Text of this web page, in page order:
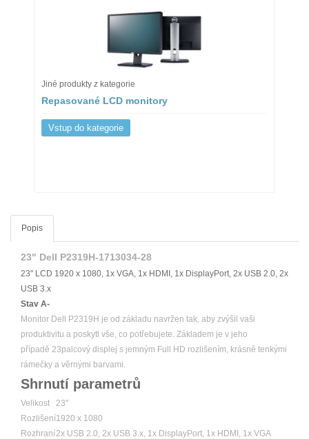
Jiné produkty z kategorie
Repasované LCD monitory
Vstup do kategorie
Popis
23" Dell P2319H-1713034-28
23" LCD 1920 x 1080, 1x VGA, 1x HDMI, 1x DisplayPort, 2x USB 2.0, 2x
USB 3.x
Stav A-
Monitor Dell P2319H je od základu navržen tak, aby zvýšil vaši
produktivitu a poskytl vše, co potřebujete. Základem je v jeho
případě 23palcový displej s jemným Full HD rozlišením, krásně tenkými
rámečky a věrnými barvami.
Shrnutí parametrů
Velikost
23"
Rozlišení1920 x 1080
Rozhraní2x USB 2.0, 2x USB 3.x, 1x DisplayPort, 1x HDMI, 1x VGA